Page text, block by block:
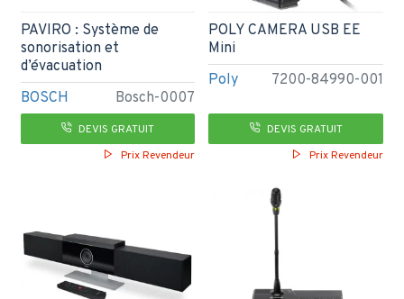
BOSCH Bosch-0007
PAVIRO : Système de
sonorisation et
d’évacuation
DEVIS GRATUIT
Prix Revendeur
Poly 7200-84990-001
POLY CAMERA USB EE
Mini
DEVIS GRATUIT
Prix Revendeur